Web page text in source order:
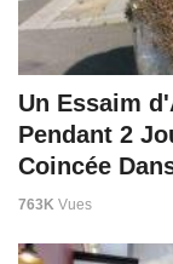
Un Essaim
Pendant 2
Coincée
763K Vues